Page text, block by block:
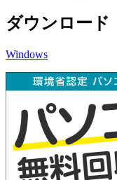
ダウンロード
Windows